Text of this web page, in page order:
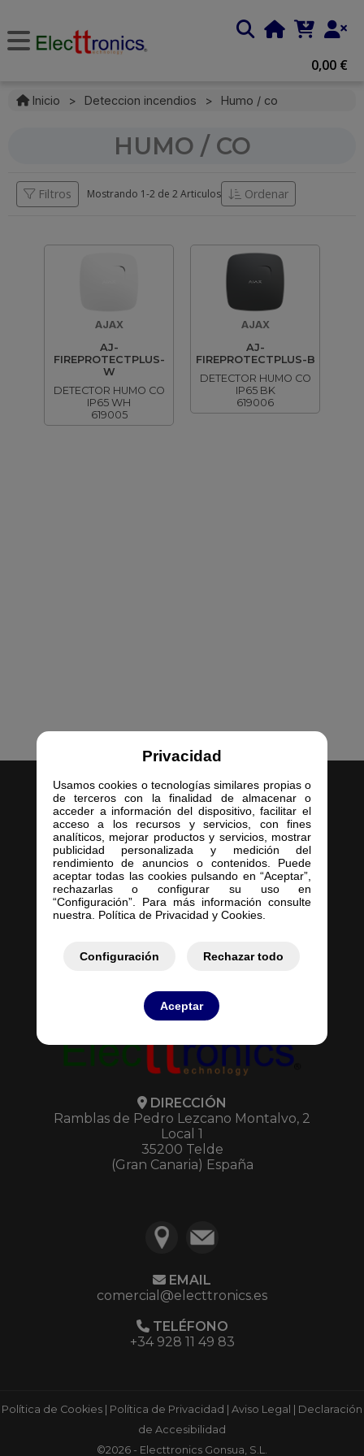
Privacidad
Usamos cookies o tecnologías similares propias o
de terceros con la finalidad de almacenar o
acceder a información del dispositivo, facilitar el
acceso a los recursos y servicios, con fines
analíticos, mejorar productos y servicios, mostrar
publicidad personalizada y medición del
rendimiento de anuncios o contenidos. Puede
aceptar todas las cookies pulsando en “Aceptar”,
rechazarlas o configurar su uso en
“Configuración”. Para más información consulte
nuestra. Política de Privacidad y Cookies.
Configuración Rechazar todo
Aceptar
0,00 €
Inicio > Deteccion incendios > Humo / co
HUMO / CO
Filtros Mostrando 1-2 de 2 Articulos Ordenar
AJAX
AJ-
FIREPROTECTPLUS-
W
DETECTOR HUMO CO
IP65 WH
619005
AJAX
AJ-
FIREPROTECTPLUS-B
DETECTOR HUMO CO
IP65 BK
619006
Inicio
Empresa
Servicios
Contacto
Mis Presupuestos
DIRECCIÓN
Ramblas de Pedro Lezcano Montalvo, 2
Local 1
35200 Telde
(Gran Canaria) España
EMAIL
comercial@electtronics.es
TELÉFONO
+34 928 11 49 83
Política de Cookies Política de Privacidad Aviso Legal
Declaración
de Accesibilidad
©2026 - Electtronics Gonsua, S.L.